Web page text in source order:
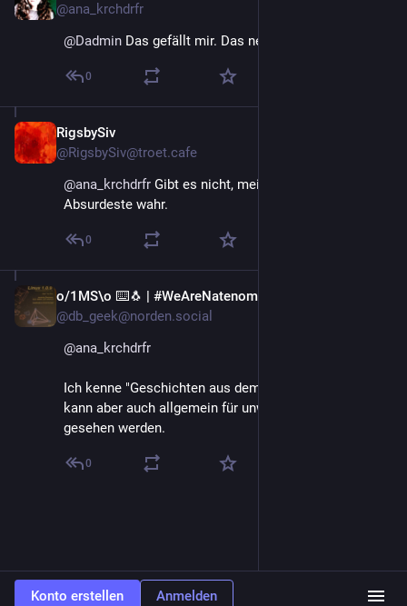
@ana_krchdrfr
@Dadmin Das gefällt mir. Das nehme ich. 😁
0
RigsbySiv
@RigsbySiv@troet.cafe
@ana_krchdrfr Gibt es nicht, meist ist selbst das
Absurdeste wahr.
0
o/1MS\o ⌨️🐧 | #WeAreNatenom
@db_geek@norden.social
@ana_krchdrfr
Ich kenne "Geschichten aus dem Paulanergarten",
kann aber auch allgemein für unwahre Geschichten
gesehen werden.
0
Konto erstellen Anmelden